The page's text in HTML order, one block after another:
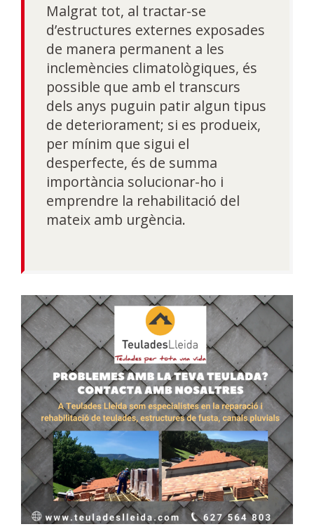
Malgrat tot, al tractar-se
d’estructures externes exposades
de manera permanent a les
inclemències climatològiques, és
possible que amb el transcurs
dels anys puguin patir algun tipus
de deteriorament; si es produeix,
per mínim que sigui el
desperfecte, és de summa
importància solucionar-ho i
emprendre la rehabilitació del
mateix amb urgència.